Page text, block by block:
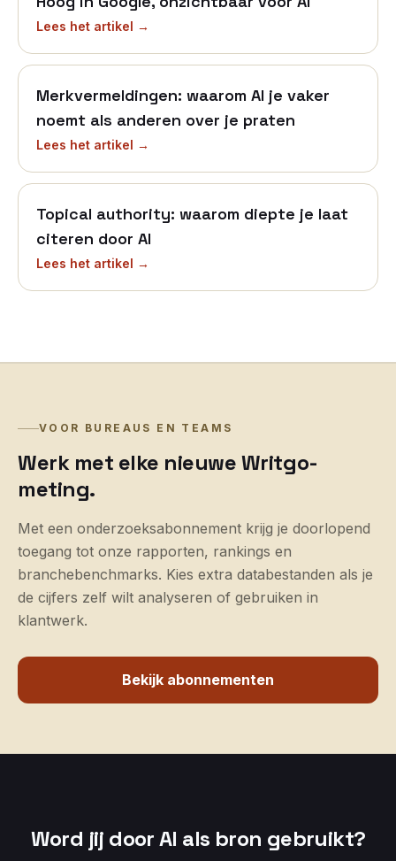
Lees het artikel →
Merkvermeldingen: waarom AI je vaker
noemt als anderen over je praten
Lees het artikel →
Topical authority: waarom diepte je laat
citeren door AI
Lees het artikel →
VOOR BUREAUS EN TEAMS
Werk met elke nieuwe Writgo-
meting.
Met een onderzoeksabonnement krijg je doorlopend
toegang tot onze rapporten, rankings en
branchebenchmarks. Kies extra databestanden als je
de cijfers zelf wilt analyseren of gebruiken in
klantwerk.
Bekijk abonnementen
Word jij door AI als bron gebruikt?